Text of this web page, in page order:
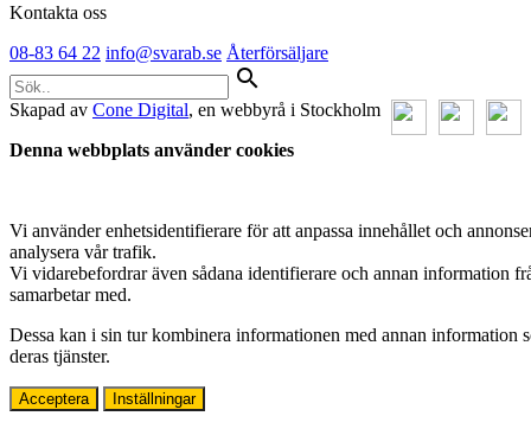
Kontakta oss
08-83 64 22 info@svarab.se Återförsäljare
search
Skapad av Cone Digital, en webbyrå i Stockholm
Denna webbplats använder cookies
Vi använder enhetsidentifierare för att anpassa innehållet och
analysera vår trafik.
Vi vidarebefordrar även sådana identifierare och annan information
samarbetar med.
Dessa kan i sin tur kombinera informationen med annan information
deras tjänster.
Acceptera Inställningar